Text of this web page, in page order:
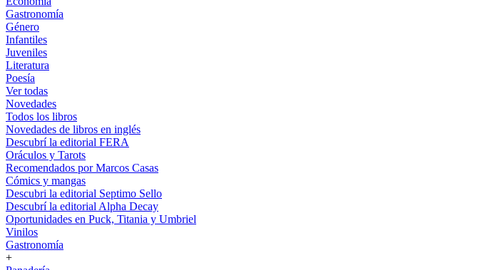
Gastronomía
Género
Infantiles
Juveniles
Literatura
Poesía
Ver todas
Novedades
Todos los libros
Novedades de libros en inglés
Descubrí la editorial FERA
Oráculos y Tarots
Recomendados por Marcos Casas
Cómics y mangas
Descubri la editorial Septimo Sello
Descubrí la editorial Alpha Decay
Oportunidades en Puck, Titania y Umbriel
Vinilos
Gastronomía
+